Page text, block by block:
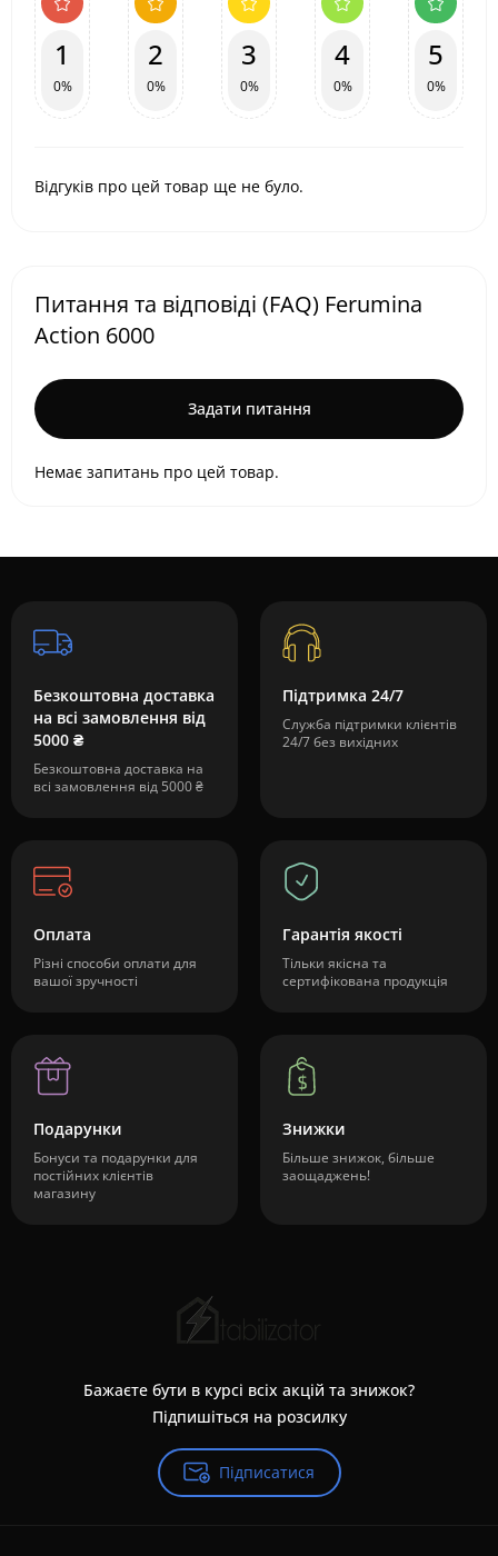
1
0%
2
0%
3
0%
4
0%
5
0%
Відгуків про цей товар ще не було.
Питання та відповіді (FAQ) Ferumina
Action 6000
Задати питання
Немає запитань про цей товар.
Безкоштовна доставка
на всі замовлення від
5000 ₴
Безкоштовна доставка на
всі замовлення від 5000 ₴
Підтримка 24/7
Служба підтримки клієнтів
24/7 без вихідних
Оплата
Різні способи оплати для
вашої зручності
Гарантія якості
Тільки якісна та
сертифікована продукція
Подарунки
Бонуси та подарунки для
постійних клієнтів
магазину
Знижки
Більше знижок, більше
заощаджень!
Бажаєте бути в курсі всіх акцій та знижок?
Підпишіться на розсилку
Підписатися